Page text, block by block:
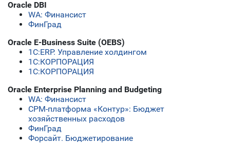
Oracle DBI
WA: Финансист
ФинГрад
Oracle E-Business Suite (OEBS)
1С:ERP. Управление холдингом
1С:КОРПОРАЦИЯ
1С:КОРПОРАЦИЯ
Oracle Enterprise Planning and Budgeting
WA: Финансист
СРМ-платформа «Контур»: Бюджет
хозяйственных расходов
ФинГрад
Форсайт. Бюджетирование